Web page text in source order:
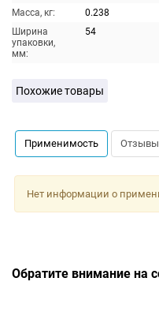
Масса, кг:
0.238
Ширина
упаковки,
мм:
54
Похожие товары
Применимость Отзывы
Нет информации о
Обратите внимание на